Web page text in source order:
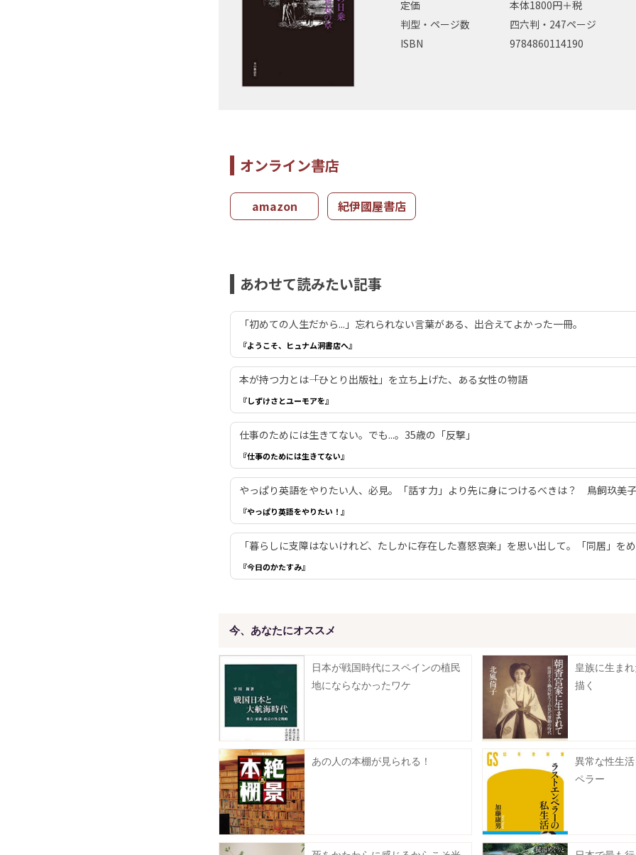
定価
本体1800円＋税
判型・ページ数
四六判・247ページ
ISBN
9784860114190
オンライン書店
amazon 紀伊國屋書店
あわせて読みたい記事
「初めての人生だから...」忘れられない言葉がある、出合えてよかった一冊。
『ようこそ、ヒュナム洞書店へ』
本が持つ力とは――「ひとり出版社」を立ち上げた、ある女性の物語
『しずけさとユーモアを』
仕事のためには生きてない。でも...。35歳の「反撃」
『仕事のためには生きてない』
やっぱり英語をやりたい人、必見。「話す力」より先に身につけるべきは？ 鳥飼玖美
『やっぱり英語をやりたい！』
「暮らしに支障はないけれど、たしかに存在した喜怒哀楽」を思い出して。「同居」を
『今日のかたすみ』
今、あなたにオススメ
日本が戦国時代にスペインの植民
地にならなかったワケ
皇族に生ま
描く
あの人の本棚が見られる！
異常な性生
ペラー